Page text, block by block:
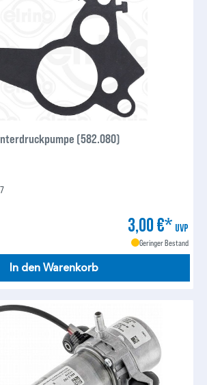
(582.080)
3,00 €* UVP
Geringer Bestand
In den Warenkorb